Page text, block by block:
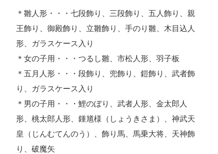
＊雛人形・・・七段飾り、三段飾り、五人飾り、親
王飾り、御殿飾り、立雛飾り、手のり雛、木目込人
形、ガラスケース入り
＊女の子用・・・つるし雛、市松人形、羽子板
＊五月人形・・・段飾り、兜飾り、鎧飾り、武者飾
り、ガラスケース入り
＊男の子用・・・鯉のぼり、武者人形、金太郎人
形、桃太郎人形、鍾馗様（しょうきさま）、神武天
皇（じんむてんのう）、飾り馬、馬乗大将、天神飾
り、破魔矢